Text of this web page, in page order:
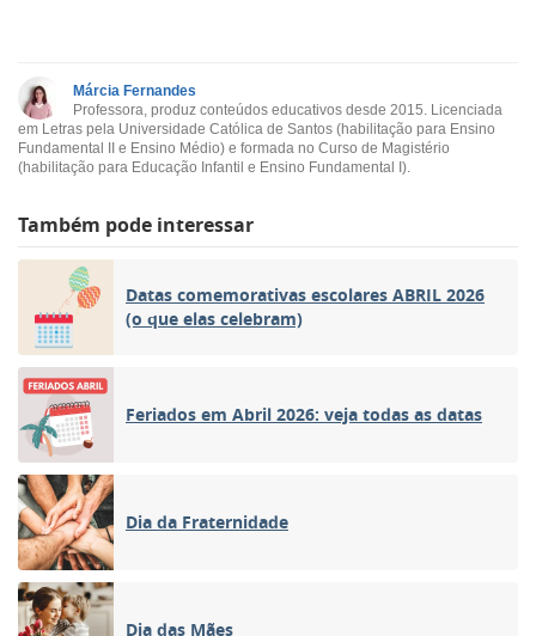
Márcia Fernandes
Professora, produz conteúdos educativos desde 2015. Licenciada
em Letras pela Universidade Católica de Santos (habilitação para Ensino
Fundamental II e Ensino Médio) e formada no Curso de Magistério
(habilitação para Educação Infantil e Ensino Fundamental I).
Também pode interessar
Datas comemorativas escolares ABRIL 2026
(o que elas celebram)
Feriados em Abril 2026: veja todas as datas
Dia da Fraternidade
Dia das Mães